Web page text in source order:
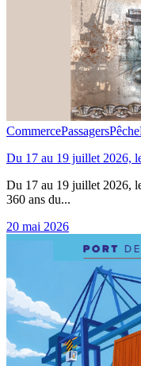
CommercePassagersPêche
Du 17 au 19 juillet 2026,
Du 17 au 19 juillet 2026,
360 ans du...
20 mai 2026